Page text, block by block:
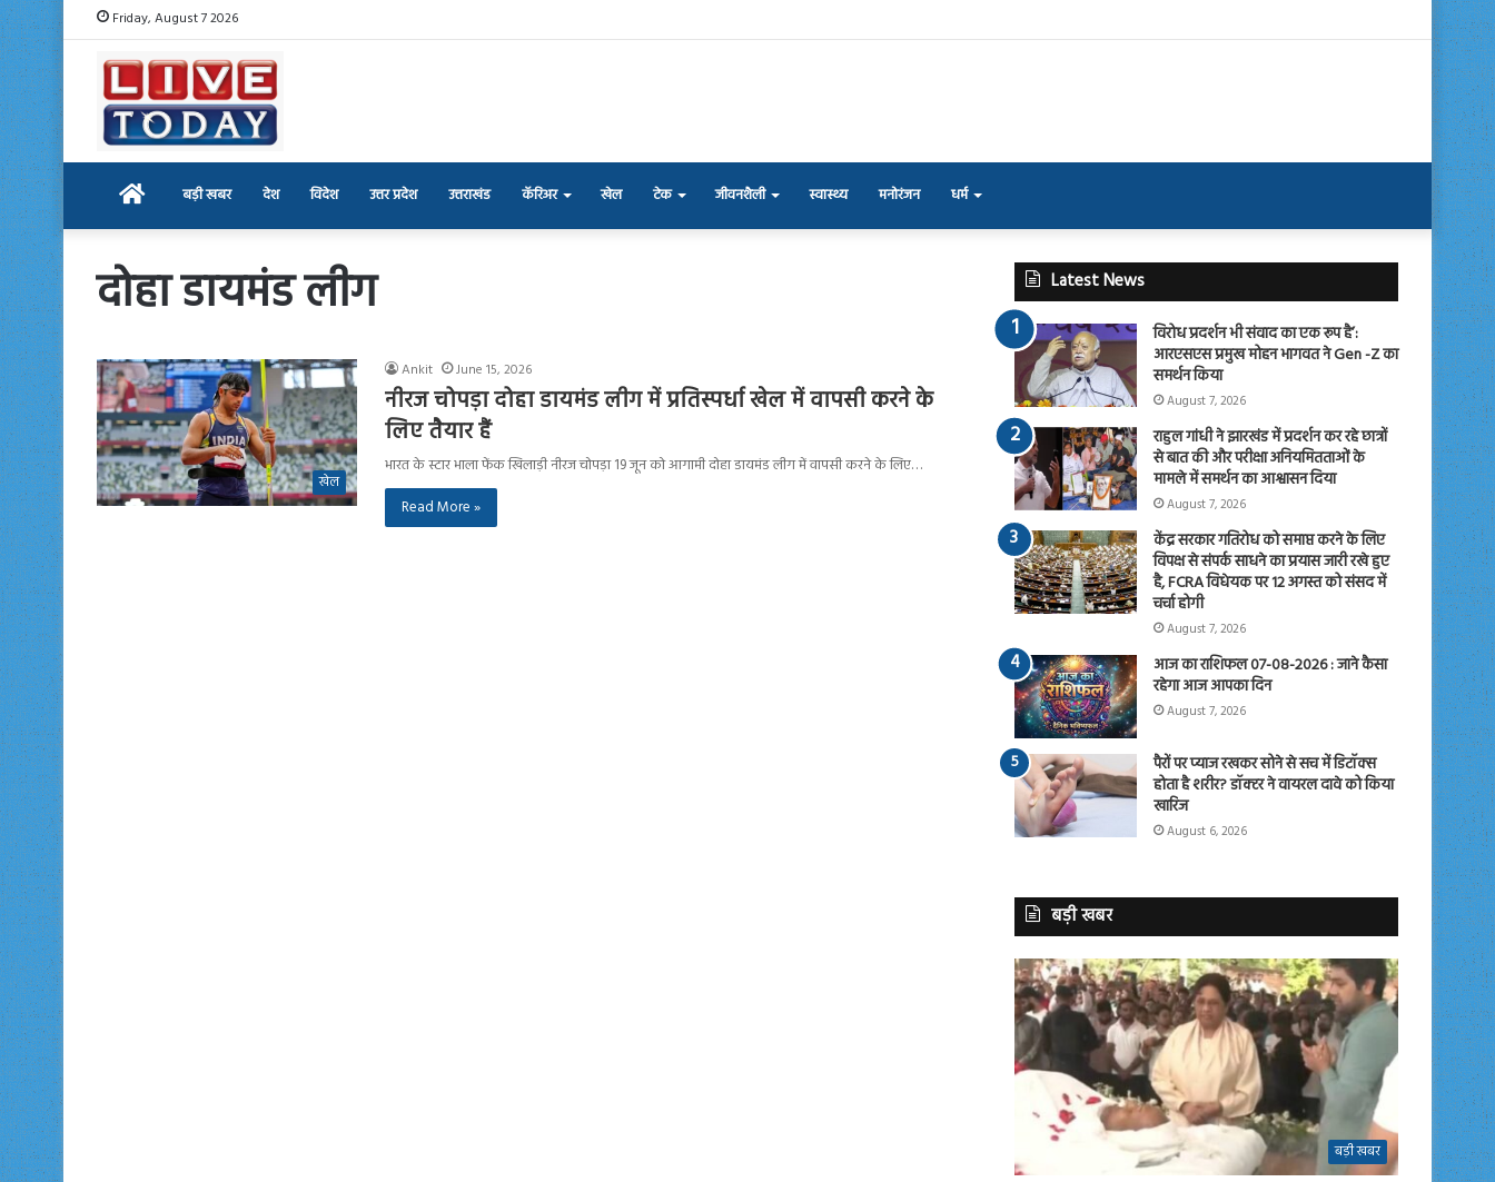
Friday, August 7 2026
Home बड़ी खबर देश विदेश उत्तर प्रदेश उत्तराखंड कॅरिअर खेल टेक जीवनशैली स्वास्थ्य मनोरंजन धर्म
दोहा डायमंड लीग
खेल
Ankit June 15, 2026
नीरज चोपड़ा दोहा डायमंड लीग में प्रतिस्पर्धा खेल में वापसी करने के
लिए तैयार हैं
भारत के स्टार भाला फेंक खिलाड़ी नीरज चोपड़ा 19 जून को आगामी दोहा डायमंड लीग में वापसी करने के लिए…
Read More »
Latest News
विरोध प्रदर्शन भी संवाद का एक रूप है’:
आरएसएस प्रमुख मोहन भागवत ने Gen -Z का
समर्थन किया
August 7, 2026
राहुल गांधी ने झारखंड में प्रदर्शन कर रहे छात्रों
से बात की और परीक्षा अनियमितताओं के
मामले में समर्थन का आश्वासन दिया
August 7, 2026
केंद्र सरकार गतिरोध को समाप्त करने के लिए
विपक्ष से संपर्क साधने का प्रयास जारी रखे हुए
है, FCRA विधेयक पर 12 अगस्त को संसद में
चर्चा होगी
August 7, 2026
आज का राशिफल 07-08-2026 : जाने कैसा
रहेगा आज आपका दिन
August 7, 2026
पैरों पर प्याज रखकर सोने से सच में डिटॉक्स
होता है शरीर? डॉक्टर ने वायरल दावे को किया
खारिज
August 6, 2026
बड़ी खबर
बड़ी खबर